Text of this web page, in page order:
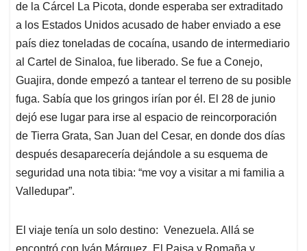
de la Cárcel La Picota, donde esperaba ser extraditado
a los Estados Unidos acusado de haber enviado a ese
país diez toneladas de cocaína, usando de intermediario
al Cartel de Sinaloa, fue liberado. Se fue a Conejo,
Guajira, donde empezó a tantear el terreno de su posible
fuga. Sabía que los gringos irían por él. El 28 de junio
dejó ese lugar para irse al espacio de reincorporación
de Tierra Grata, San Juan del Cesar, en donde dos días
después desaparecería dejándole a su esquema de
seguridad una nota tibia: “me voy a visitar a mi familia a
Valledupar”.
El viaje tenía un solo destino: Venezuela. Allá se